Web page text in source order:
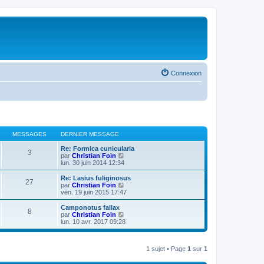
Connexion
MESSAGES DERNIER MESSAGE
3
Re: Formica cunicularia
par Christian Foin
i
r
e
n
i
e
s
lun. 30 juin 2014 12:34
27
Re: Lasius fuliginosus
par Christian Foin
o
i
e
e
e
ven. 19 juin 2015 17:47
8
Camponotus fallax
par Christian Foin
o
i
lun. 10 avr. 2017 09:28
1 sujet • Page 1 sur 1